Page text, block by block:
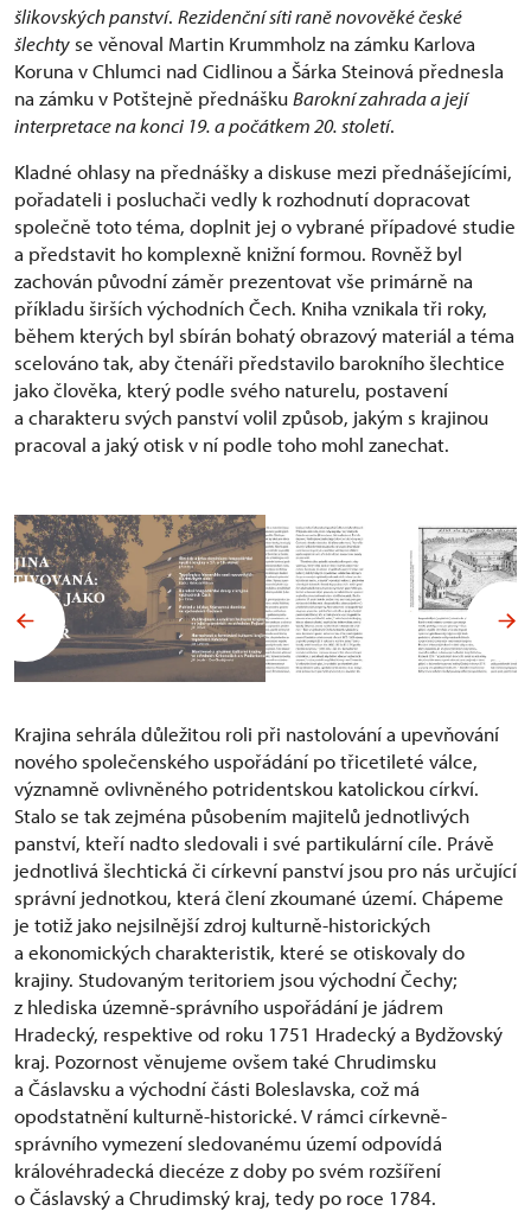
šlikovských panství. Rezidenční síti raně novověké české
šlechtyse věnoval Martin Krummholz na zámku Karlova
Koruna v Chlumci nad Cidlinou a Šárka Steinová přednesla
na zámku v Potštejně přednáškuBarokní zahrada a její
interpretace na konci 19. a počátkem 20. století.
Kladné ohlasy na přednášky a diskuse mezi přednášejícími,
pořadateli i posluchači vedly k rozhodnutí dopracovat
společně toto téma, doplnit jej o vybrané případové studie
a představit ho komplexně knižní formou. Rovněž byl
zachován původní záměr prezentovat vše primárně na
příkladu širších východních Čech. Kniha vznikala tři roky,
během kterých byl sbírán bohatý obrazový materiál a téma
scelováno tak, aby čtenáři představilo barokního šlechtice
jako člověka, který podle svého naturelu, postavení
a charakteru svých panství volil způsob, jakým s krajinou
pracoval a jaký otisk v ní podle toho mohl zanechat.
Krajina sehrála důležitou roli při nastolování a upevňování
nového společenského uspořádání po třicetileté válce,
významně ovlivněného potridentskou katolickou církví.
Stalo se tak zejména působením majitelů jednotlivých
panství, kteří nadto sledovali i své partikulární cíle. Právě
jednotlivá šlechtická či církevní panství jsou pro nás určující
správní jednotkou, která člení zkoumané území. Chápeme
je totiž jako nejsilnější zdroj kulturně-historických
a ekonomických charakteristik, které se otiskovaly do
krajiny. Studovaným teritoriem jsou východní Čechy;
z hlediska územně-správního uspořádání je jádrem
Hradecký, respektive od roku 1751 Hradecký a Bydžovský
kraj. Pozornost věnujeme ovšem také Chrudimsku
a Čáslavsku a východní části Boleslavska, což má
opodstatnění kulturně-historické. V rámci církevně-
správního vymezení sledovanému území odpovídá
královéhradecká diecéze z doby po svém rozšíření
o Čáslavský a Chrudimský kraj, tedy po roce 1784.